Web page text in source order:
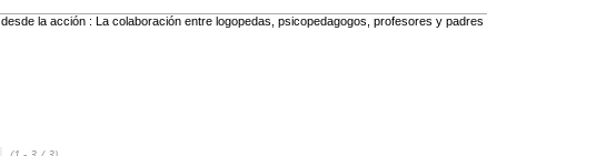
la acción : La colaboración entre logopedas, psicopedagogos, profesores y padres